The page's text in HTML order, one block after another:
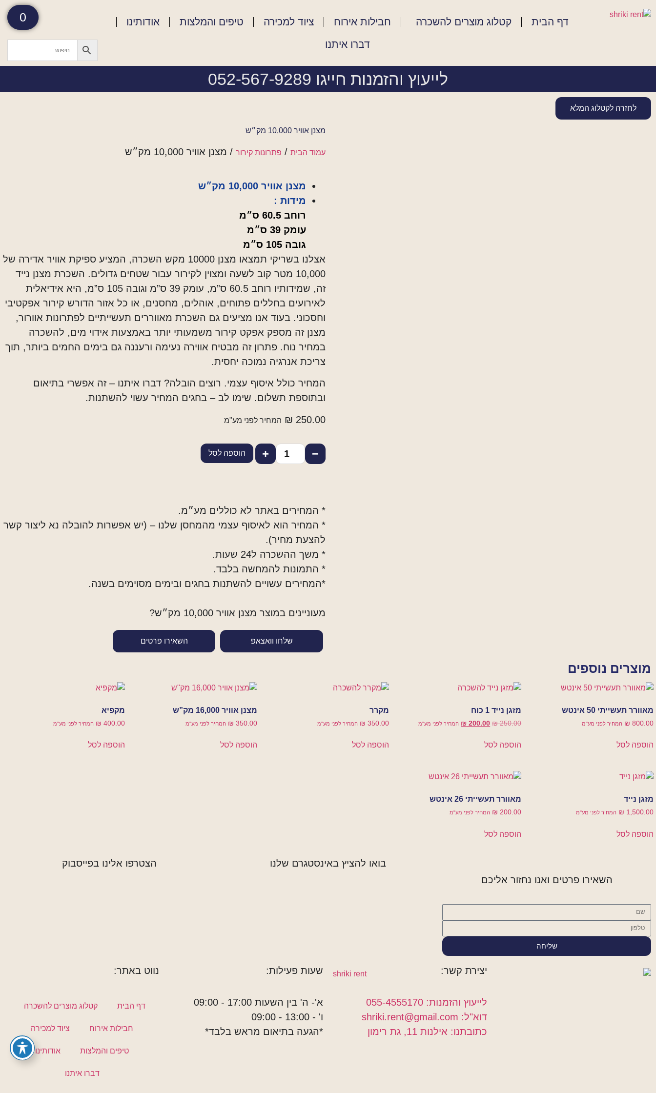
דף הבית קטלוג מוצרים להשכרה חבילות אירוח ציוד למכירה טיפים והמלצות
אודותינו
דברו איתנו
0
לייעוץ והזמנות חייגו 052-567-9289
לחזרה לקטלוג המלא
מצנן אוויר 10,000 מק״ש
עמוד הבית / פתרונות קירור / מצנן אוויר 10,000 מק״ש
מצנן אוויר 10,000 מק״ש
מידות :
רוחב 60.5 ס״מ
עומק 39 ס״מ
גובה 105 ס״מ
אצלנו בשריקי תמצאו מצנן 10000 מקש השכרה, המציע ספיקת אוויר אדירה של
10,000 מטר קוב לשעה ומצוין לקירור עבור שטחים גדולים. השכרת מצנן נייד
זה, שמידותיו רוחב 60.5 ס”מ, עומק 39 ס”מ וגובה 105 ס”מ, היא אידיאלית
לאירועים בחללים פתוחים, אוהלים, מחסנים, או כל אזור הדורש קירור אפקטיבי
וחסכוני. בעוד אנו מציעים גם השכרת מאווררים תעשייתיים לפתרונות אוורור,
מצנן זה מספק אפקט קירור משמעותי יותר באמצעות אידוי מים, להשכרה
במחיר נוח. פתרון זה מבטיח אווירה נעימה ורעננה גם בימים החמים ביותר, תוך
צריכת אנרגיה נמוכה יחסית.
המחיר כולל איסוף עצמי. רוצים הובלה? דברו איתנו – זה אפשרי בתיאום
ובתוספת תשלום. שימו לב – בחגים המחיר עשוי להשתנות.
₪ 250.00 המחיר לפני מע"מ
−
+ הוספה לסל
* המחירים באתר לא כוללים מע״מ.
* המחיר הוא לאיסוף עצמי מהמחסן שלנו – (יש אפשרות להובלה נא ליצור קשר
להצעת מחיר).
* משך ההשכרה ל24 שעות.
* התמונות להמחשה בלבד.
*המחירים עשויים להשתנות בחגים ובימים מסוימים בשנה.
מעוניינים במוצר מצנן אוויר 10,000 מק״ש?
שלחו וואצאפ השאירו פרטים
מוצרים נוספים
מאוורר תעשייתי 50 אינטש
₪ 800.00 המחיר לפני מע"מ
הוספה לסל
מזגן נייד 1 כוח
₪250.00
₪ 200.00 המחיר לפני מע"מ
הוספה לסל
מקרר
₪ 350.00 המחיר לפני מע"מ
הוספה לסל
מצנן אוויר 16,000 מק”ש
₪ 350.00 המחיר לפני מע"מ
הוספה לסל
מקפיא
₪ 400.00 המחיר לפני מע"מ
הוספה לסל
מזגן נייד
₪ 1,500.00 המחיר לפני מע"מ
הוספה לסל
מאוורר תעשייתי 26 אינטש
₪ 200.00 המחיר לפני מע"מ
הוספה לסל
השאירו פרטים ואנו נחזור אליכם
שליחה
בואו להציץ באינסטגרם שלנו הצטרפו אלינו בפייסבוק
יצירת קשר:
לייעוץ והזמנות: 055-4555170
דוא"ל: shriki.rent@gmail.com
כתובתנו: אילנות 11, גת רימון
שעות פעילות:
א'- ה' בין השעות 17:00 - 09:00
ו' - 13:00 - 09:00
*הגעה בתיאום מראש בלבד*
נווט באתר:
דף הבית קטלוג מוצרים להשכרה
חבילות אירוח ציוד למכירה
טיפים והמלצות אודותינו
דברו איתנו